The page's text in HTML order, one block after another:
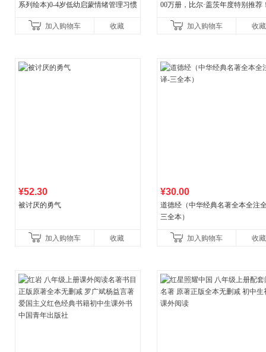
系列绘本)0-4岁低幼启蒙情绪管理习惯
养好品质，发现快
加入购物车 收藏
00万册，比尔·盖茨年度特别推荐
比你听说的还要
加入购物车 收藏
¥52.30
被讨厌的勇气
加入购物车 收藏
¥30.00
道德经（中华经典名著全本全注
三全本）
加入购物车 收藏